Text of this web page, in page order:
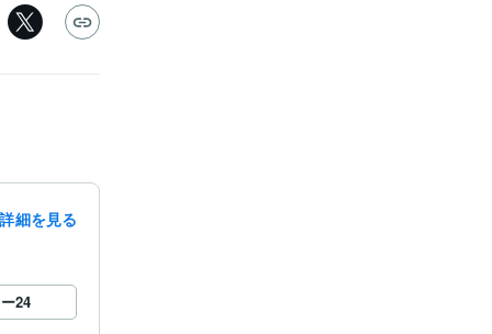
細を見る
24